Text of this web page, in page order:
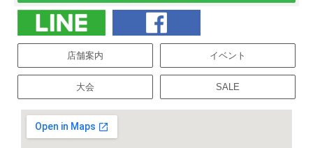
店舗案内 イベント
大会 SALE